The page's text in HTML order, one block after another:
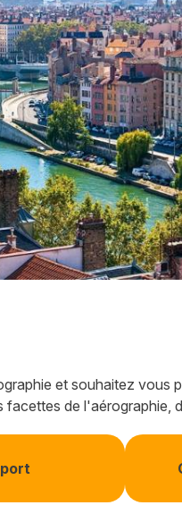
et souhaitez vous
de l'aérographie,